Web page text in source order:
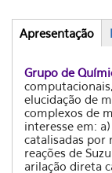
Abas
Apresentação
Grupo de
elucidação de
complexos de
interesse em:
catalisadas por
reações de
arilação direta